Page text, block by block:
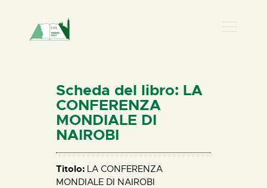
HOME
CHI SIAMO
NEWS
PERCORSI
ELISA SALERNO
Scheda del libro: LA
CONFERENZA
MONDIALE DI
NAIROBI
Titolo: LA CONFERENZA
MONDIALE DI NAIROBI